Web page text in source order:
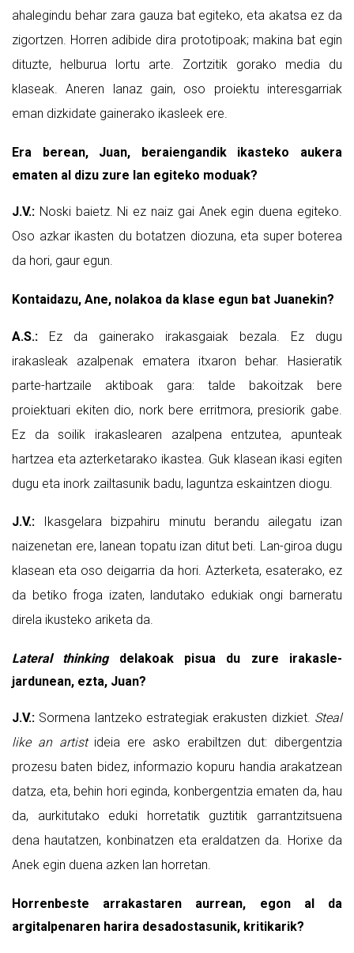
ahalegindu behar zara gauza bat egiteko, eta akatsa ez da
zigortzen. Horren adibide dira prototipoak; makina bat egin
dituzte, helburua lortu arte. Zortzitik gorako media du
klaseak. Aneren lanaz gain, oso proiektu interesgarriak
eman dizkidate gainerako ikasleek ere.
Era berean, Juan, beraiengandik ikasteko aukera
ematen al dizu zure lan egiteko moduak?
J.V.: Noski baietz. Ni ez naiz gai Anek egin duena egiteko.
Oso azkar ikasten du botatzen diozuna, eta super boterea
da hori, gaur egun.
Kontaidazu, Ane, nolakoa da klase egun bat Juanekin?
A.S.: Ez da gainerako irakasgaiak bezala. Ez dugu
irakasleak azalpenak ematera itxaron behar. Hasieratik
parte-hartzaile aktiboak gara: talde bakoitzak bere
proiektuari ekiten dio, nork bere erritmora, presiorik gabe.
Ez da soilik irakaslearen azalpena entzutea, apunteak
hartzea eta azterketarako ikastea. Guk klasean ikasi egiten
dugu eta inork zailtasunik badu, laguntza eskaintzen diogu.
J.V.: Ikasgelara bizpahiru minutu berandu ailegatu izan
naizenetan ere, lanean topatu izan ditut beti. Lan-giroa dugu
klasean eta oso deigarria da hori. Azterketa, esaterako, ez
da betiko froga izaten, landutako edukiak ongi barneratu
direla ikusteko ariketa da.
Lateral thinking delakoak pisua du zure irakasle-
jardunean, ezta, Juan?
J.V.: Sormena lantzeko estrategiak erakusten dizkiet. Steal
like an artistideia ere asko erabiltzen dut: dibergentzia
prozesu baten bidez, informazio kopuru handia arakatzean
datza, eta, behin hori eginda, konbergentzia ematen da, hau
da, aurkitutako eduki horretatik guztitik garrantzitsuena
dena hautatzen, konbinatzen eta eraldatzen da. Horixe da
Anek egin duena azken lan horretan.
Horrenbeste arrakastaren aurrean, egon al da
argitalpenaren harira desadostasunik, kritikarik?